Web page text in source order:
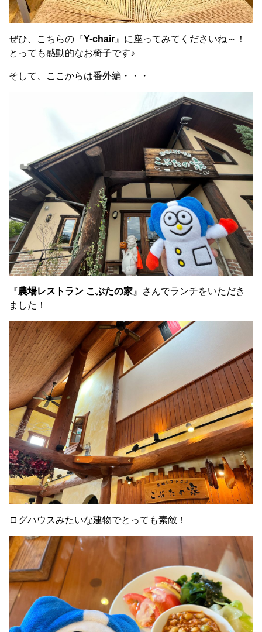
ぜひ、こちらの『Y-chair 』に座ってみてくださいね～！
とっても感動的なお椅子です♪
そして、ここからは番外編・・・
『農場レストラン こぶたの家 』さんでランチをいただき
ました！
ログハウスみたいな建物でとっても素敵！